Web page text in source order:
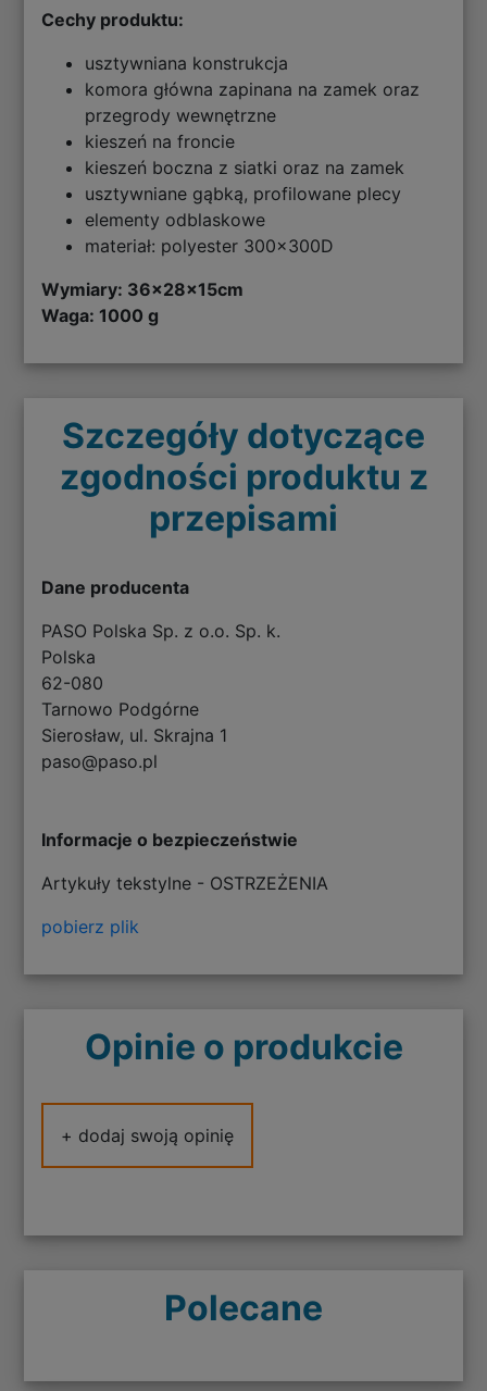
Cechy produktu:
usztywniana konstrukcja
komora główna zapinana na zamek oraz
przegrody wewnętrzne
kieszeń na froncie
kieszeń boczna z siatki oraz na zamek
usztywniane gąbką, profilowane plecy
elementy odblaskowe
materiał: polyester 300x300D
Wymiary: 36x28x15cm
Waga: 1000 g
Szczegóły dotyczące
zgodności produktu z
przepisami
Dane producenta
PASO Polska Sp. z o.o. Sp. k.
Polska
62-080
Tarnowo Podgórne
Sierosław, ul. Skrajna 1
paso@paso.pl
Informacje o bezpieczeństwie
Artykuły tekstylne - OSTRZEŻENIA
pobierz plik
Opinie o produkcie
+ dodaj swoją opinię
Polecane